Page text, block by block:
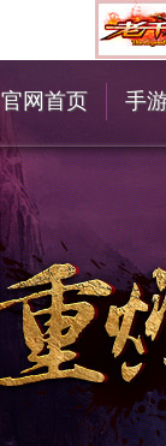
官网首页 手